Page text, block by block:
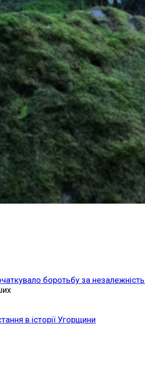
боротьбу за незалежність
в історії Угорщини